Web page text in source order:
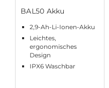
BAL50 Akku
2,9-Ah-Li-Ionen-Akku
Leichtes,
ergonomisches
Design
IPX6 Waschbar